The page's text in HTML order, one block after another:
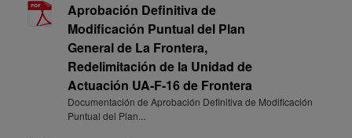
Aprobación Definitiva de
Modificación Puntual del Plan
General de La Frontera,
Redelimitación de la Unidad de
Actuación UA-F-16 de Frontera
Documentación de Aprobación Definitiva de Modificación
Puntual del Plan...